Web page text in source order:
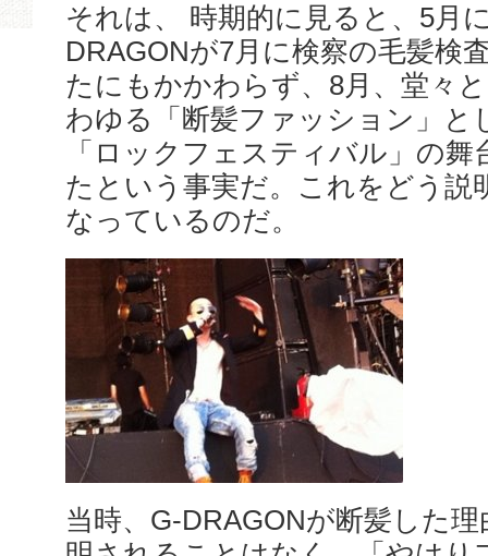
それは、 時期的に見ると、5月
DRAGONが7月に検察の毛髪検
たにもかかわらず、8月、堂々
わゆる「断髪ファッション」と
「ロックフェスティバル」の
たという事実だ。これをどう説
なっているのだ。
当時、G-DRAGONが断髪した